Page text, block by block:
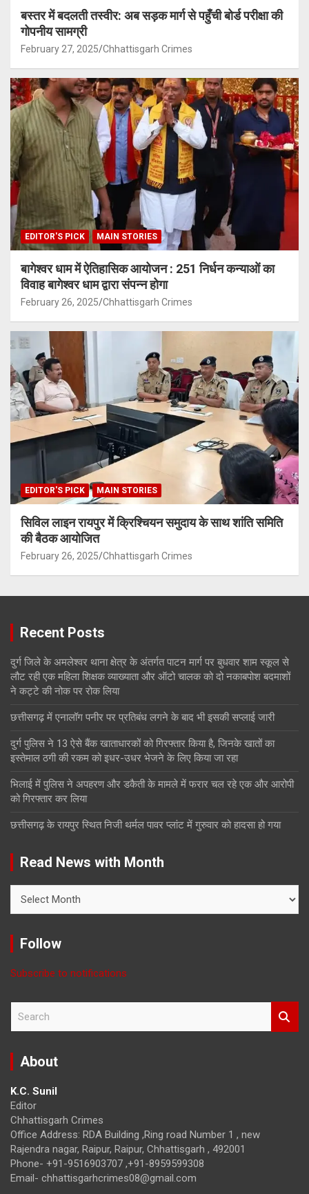
बस्तर में बदलती तस्वीर: अब सड़क मार्ग से पहुँची बोर्ड परीक्षा की
गोपनीय सामग्री
February 27, 2025 Chhattisgarh Crimes
EDITOR'S PICK MAIN STORIES
बागेश्वर धाम में ऐतिहासिक आयोजन : 251 निर्धन कन्याओं का
विवाह बागेश्वर धाम द्वारा संपन्न होगा
February 26, 2025 Chhattisgarh Crimes
EDITOR'S PICK MAIN STORIES
सिविल लाइन रायपुर में क्रिश्चियन समुदाय के साथ शांति समिति
की बैठक आयोजित
February 26, 2025 Chhattisgarh Crimes
Recent Posts
दुर्ग जिले के अमलेश्वर थाना क्षेत्र के अंतर्गत पाटन मार्ग पर बुधवार शाम स्कूल से
लौट रही एक महिला शिक्षक व्याख्याता और ऑटो चालक को दो नकाबपोश बदमाशों
ने कट्टे की नोक पर रोक लिया
छत्तीसगढ़ में एनालॉग पनीर पर प्रतिबंध लगने के बाद भी इसकी सप्लाई जारी
दुर्ग पुलिस ने 13 ऐसे बैंक खाताधारकों को गिरफ्तार किया है, जिनके खातों का
इस्तेमाल ठगी की रकम को इधर-उधर भेजने के लिए किया जा रहा
भिलाई में पुलिस ने अपहरण और डकैती के मामले में फरार चल रहे एक और आरोपी
को गिरफ्तार कर लिया
छत्तीसगढ़ के रायपुर स्थित निजी थर्मल पावर प्लांट में गुरुवार को हादसा हो गया
Read News with Month
News
Month
Follow
Subscribe to notifications
r
About
K.C. Sunil
Editor
Chhattisgarh Crimes
Office Address: RDA Building ,Ring road Number 1 , new
Rajendra nagar, Raipur, Raipur, Chhattisgarh , 492001
Phone- +91-9516903707 ,+91-8959599308
Email- chhattisgarhcrimes08@gmail.com